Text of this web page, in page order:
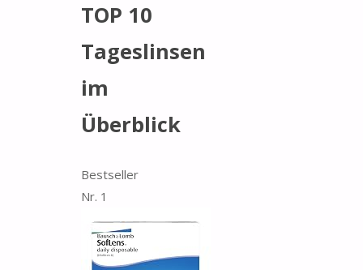
TOP 10
Tageslinsen
im
Überblick
Bestseller
Nr. 1